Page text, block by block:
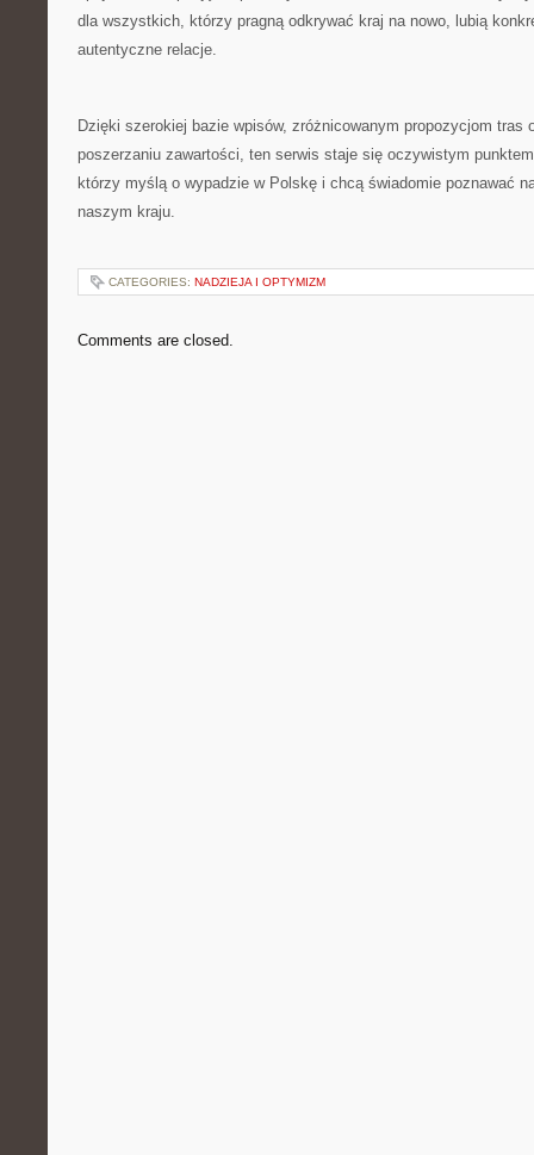
dla wszystkich, którzy pragną odkrywać kraj na nowo, lubią
autentyczne relacje.
Dzięki szerokiej bazie wpisów, zróżnicowanym propozycjom tras
poszerzaniu zawartości, ten serwis staje się oczywistym
którzy myślą o wypadzie w Polskę i chcą świadomie poznawać
naszym kraju.
CATEGORIES: NADZIEJA I OPTYMIZM
Comments are closed.